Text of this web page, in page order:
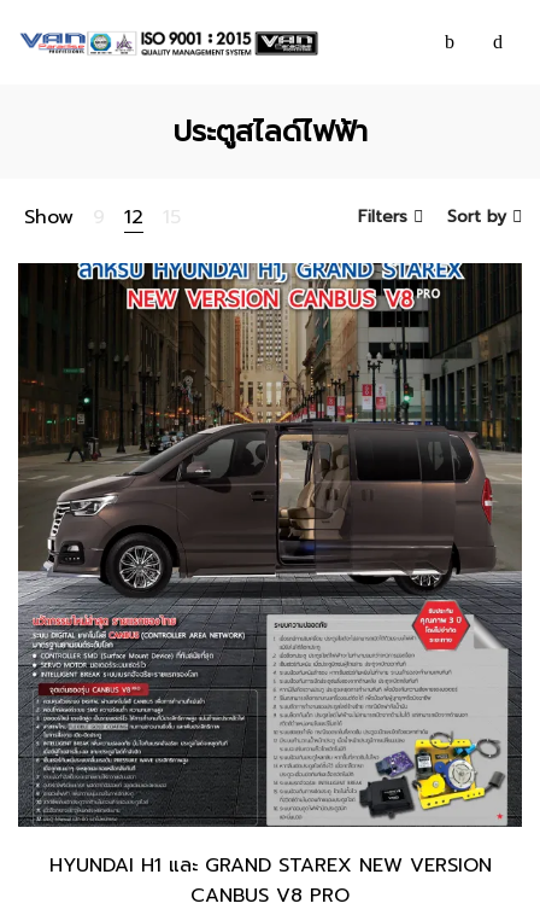
ประตูสไลด์ไฟฟ้า
Show 9 12 15 Sort by
Filters
HYUNDAI H1 และ GRAND STAREX NEW VERSION
CANBUS V8 PRO